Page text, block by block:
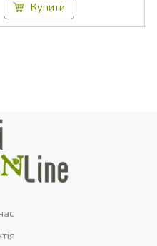
Купити